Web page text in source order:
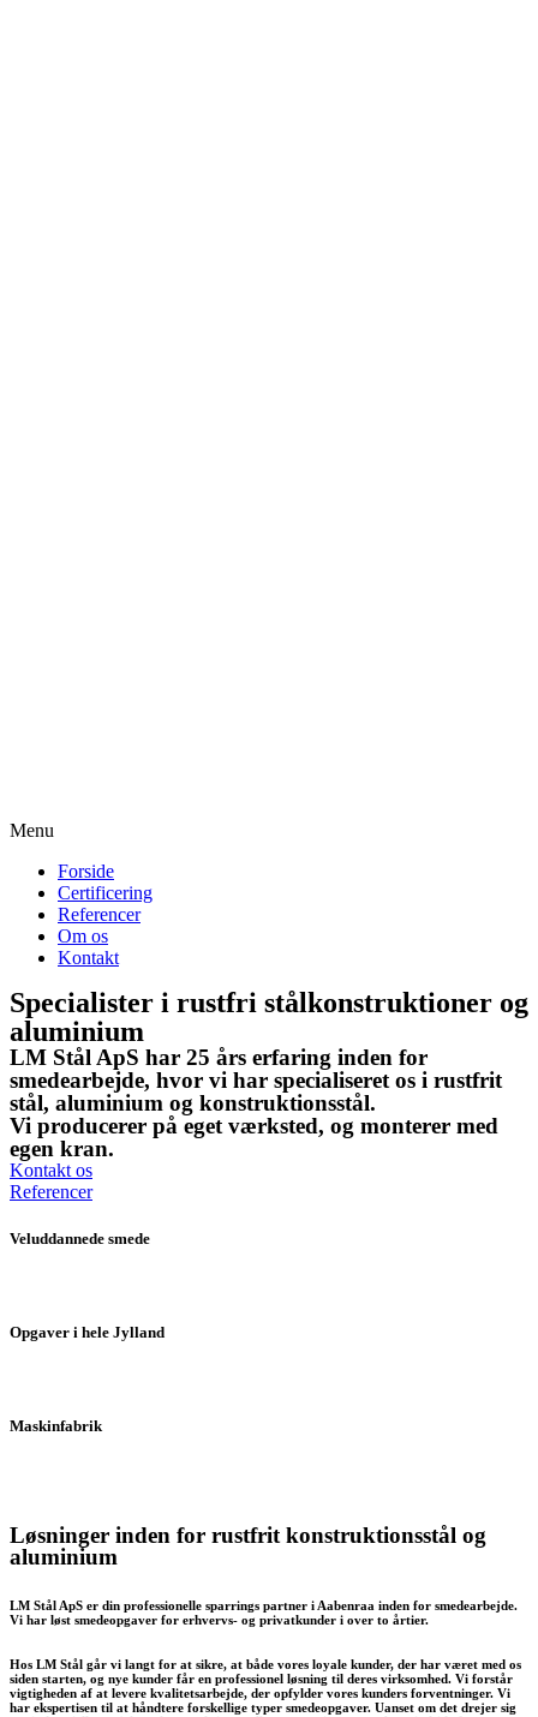
Menu
Forside
Certificering
Referencer
Om os
Kontakt
Specialister i rustfri stålkonstruktioner og
aluminium
LM Stål ApS har 25 års erfaring inden for
smedearbejde, hvor vi har specialiseret os i rustfrit
stål, aluminium og konstruktionsstål.
Vi producerer på eget værksted, og monterer med
egen kran.
Kontakt os
Referencer
Veluddannede smede
Opgaver i hele Jylland
Maskinfabrik
Løsninger inden for rustfrit konstruktionsstål og
aluminium
LM Stål ApS er din professionelle sparrings partner i Aabenraa inden for smedearbejde.
Vi har løst smedeopgaver for erhvervs- og privatkunder i over to årtier.
Hos LM Stål går vi langt for at sikre, at både vores loyale kunder, der har været med os
siden starten, og nye kunder får en professionel løsning til deres virksomhed. Vi forstår
vigtigheden af at levere kvalitetsarbejde, der opfylder vores kunders forventninger. Vi
har ekspertisen til at håndtere forskellige typer smedeopgaver. Uanset om det drejer sig